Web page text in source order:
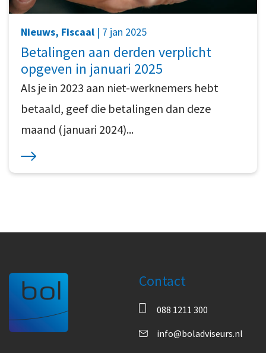
Nieuws, Fiscaal | 7 jan 2025
Betalingen aan derden verplicht
opgeven in januari 2025
Als je in 2023 aan niet-werknemers hebt
betaald, geef die betalingen dan deze
maand (januari 2024)...
Contact
088 1211 300
info@boladviseurs.nl